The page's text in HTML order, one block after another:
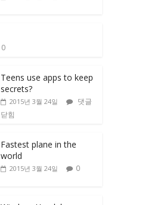
0
Teens use apps to keep
secrets?
2015년 3월 24일
댓글
닫힘
Fastest plane in the
world
2015년 3월 24일 0